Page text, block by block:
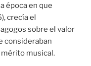
época en que
crecía el
sobre el valor
consideraban
mérito musical.